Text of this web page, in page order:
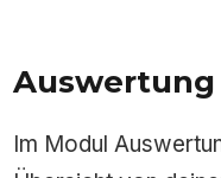
Auswertung
Im Modul